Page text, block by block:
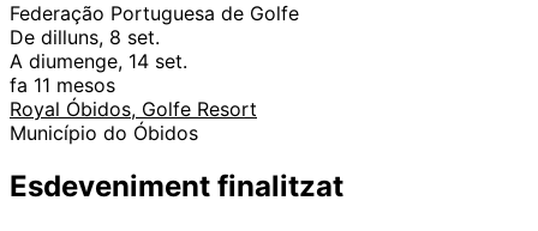
Federação Portuguesa de Golfe
De dilluns, 8 set.
A diumenge, 14 set.
fa 11 mesos
Royal Óbidos, Golfe Resort
Município do Óbidos
Esdeveniment finalitzat